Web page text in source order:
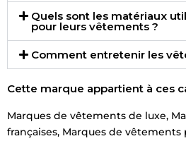
Quels sont les matériaux
pour leurs vêtements ?
Comment entretenir les
Cette marque appartient à ces
Marques de vêtements de luxe,
françaises, Marques de vêtements